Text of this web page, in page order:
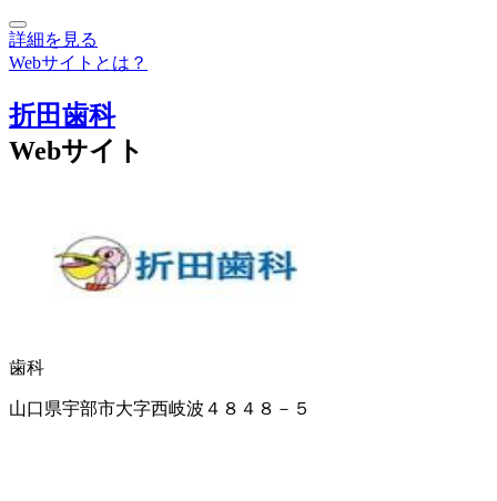
詳細を見る
Webサイトとは？
折田歯科
Webサイト
歯科
山口県宇部市大字西岐波４８４８－５